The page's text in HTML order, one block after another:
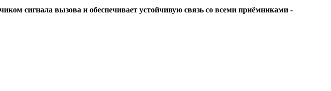
сигнала вызова и обеспечивает устойчивую связь со всеми приёмниками -